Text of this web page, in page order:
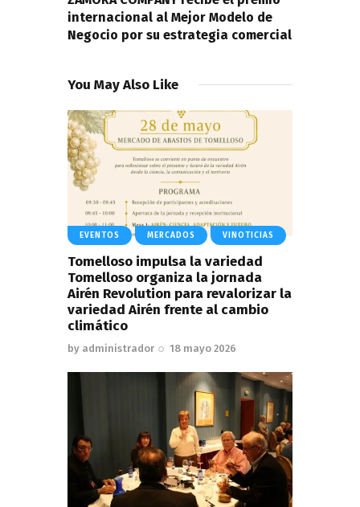
internacional al Mejor Modelo de
Negocio por su estrategia comercial
You May Also Like
EVENTOS MERCADOS VINOTICIAS
Tomelloso impulsa la variedad
Tomelloso organiza la jornada
Airén Revolution para revalorizar la
variedad Airén frente al cambio
climático
by administrador 18 mayo 2026